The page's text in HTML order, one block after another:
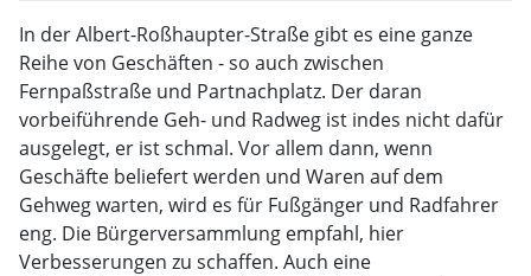
In der Albert-Roßhaupter-Straße gibt es eine ganze
Reihe von Geschäften - so auch zwischen
Fernpaßstraße und Partnachplatz. Der daran
vorbeiführende Geh- und Radweg ist indes nicht dafür
ausgelegt, er ist schmal. Vor allem dann, wenn
Geschäfte beliefert werden und Waren auf dem
Gehweg warten, wird es für Fußgänger und Radfahrer
eng. Die Bürgerversammlung empfahl, hier
Verbesserungen zu schaffen. Auch eine